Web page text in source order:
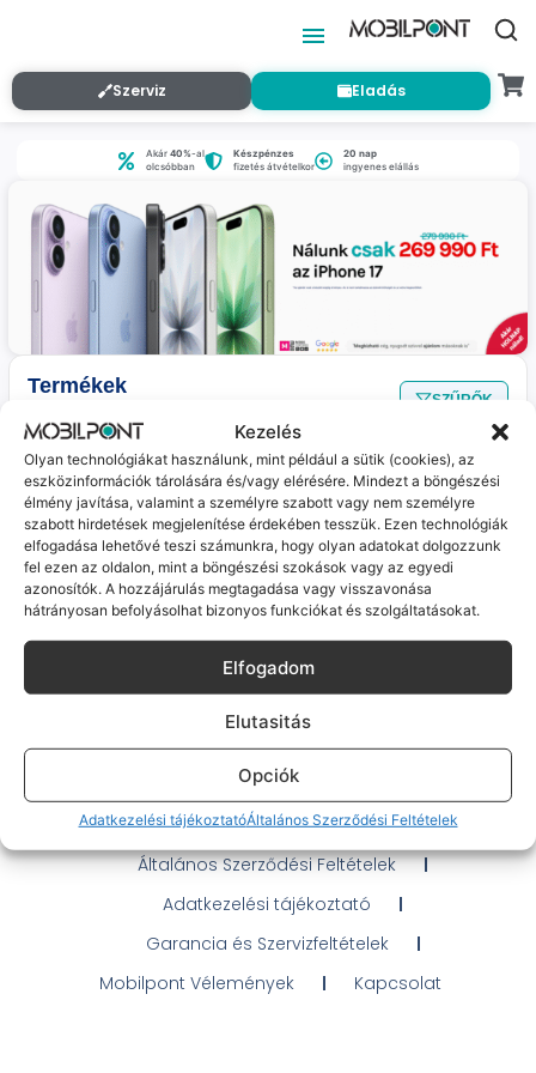
Kezelés
Olyan technológiákat használunk, mint például a sütik (cookies), az
eszközinformációk tárolására és/vagy elérésére. Mindezt a böngészési
élmény javítása, valamint a személyre szabott vagy nem személyre
szabott hirdetések megjelenítése érdekében tesszük. Ezen technológiák
elfogadása lehetővé teszi számunkra, hogy olyan adatokat dolgozzunk
fel ezen az oldalon, mint a böngészési szokások vagy az egyedi
azonosítók. A hozzájárulás megtagadása vagy visszavonása
hátrányosan befolyásolhat bizonyos funkciókat és szolgáltatásokat.
Elfogadom
Elutasitás
Opciók
Adatkezelési tájékoztatóÁltalános Szerződési Feltételek
Szerviz Eladás
Akár40%-al
olcsóbban
Készpénzes
fizetés átvételkor
20 nap
ingyenes elállás
Termékek
SZŰRŐK
Jelenleg nincs ilyen termékünk :(
Gyakran Ismételt Kérdések
Probléma jelentés / Elállás
OTP Áruhitel Tájékoztató
Klarna fizetési tájékoztató
Általános Szerződési Feltételek
Adatkezelési tájékoztató
Garancia és Szervizfeltételek
Mobilpont Vélemények
Kapcsolat